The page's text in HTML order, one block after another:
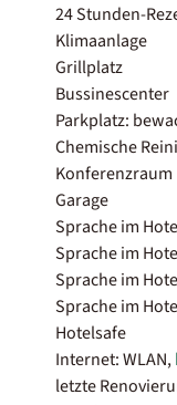
24 Stunden-
Klimaanlage
Grillplatz
Bussinescenter
Parkplatz:
Chemische
Konferenzraum
Garage
Sprache im
Sprache im
Sprache im
Sprache im
Hotelsafe
Internet: WLAN,
letzte